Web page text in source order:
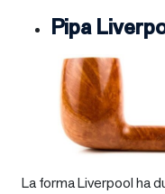
Pipa
La forma Liverpool ha